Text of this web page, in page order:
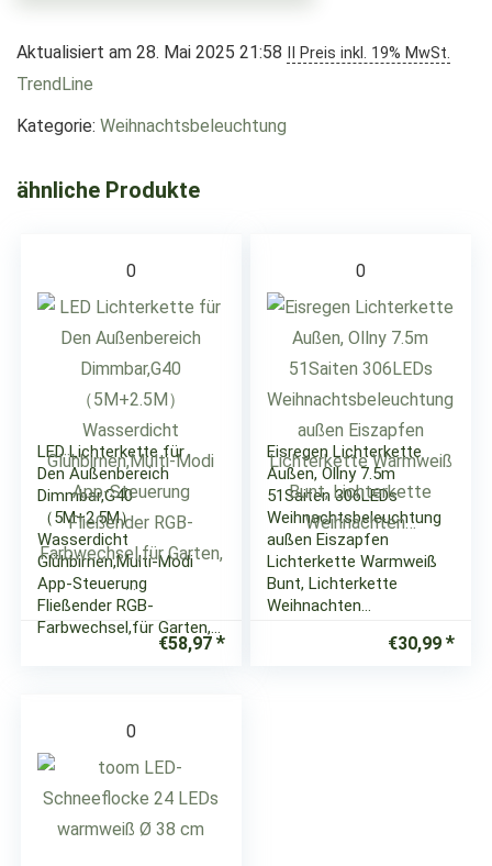
Aktualisiert am 28. Mai 2025 21:58 II Preis inkl. 19% MwSt.
TrendLine
Kategorie: Weihnachtsbeleuchtung
ähnliche Produkte
0
LED Lichterkette für
Den Außenbereich
Dimmbar,G40
（5M+2.5M）
Wasserdicht
Glühbirnen,Multi-Modi
App-Steuerung
Fließender RGB-
Farbwechsel,für Garten,…
€58,97
0
Eisregen Lichterkette
Außen, Ollny 7.5m
51Saiten 306LEDs
Weihnachtsbeleuchtung
außen Eiszapfen
Lichterkette Warmweiß
Bunt, Lichterkette
Weihnachten…
€30,99
0